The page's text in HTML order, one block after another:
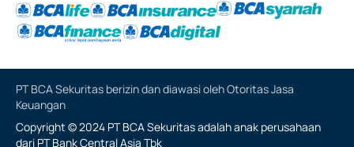
PT BCA Sekuritas berizin dan diawasi oleh Otoritas Jasa
Keuangan
Copyright © 2024 PT BCA Sekuritas adalah anak perusahaan
dari PT Bank Central Asia Tbk